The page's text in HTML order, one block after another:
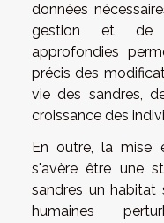
données
gestion et de
approfondies
précis des
vie des sandres,
croissance des
En outre, la mise
s'avère être une
sandres un habitat
humaines